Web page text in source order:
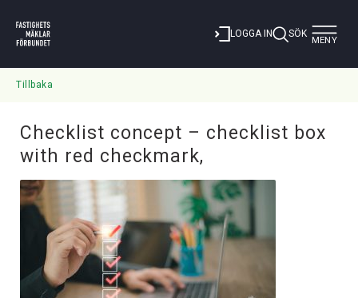
LOGGA IN SÖK Toggle
MENY
Tillbaka
Checklist concept – checklist box
with red checkmark,